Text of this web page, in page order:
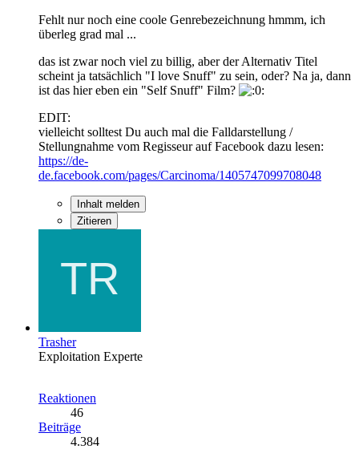
Fehlt nur noch eine coole Genrebezeichnung hmmm, ich
überleg grad mal ...
das ist zwar noch viel zu billig, aber der Alternativ Titel
scheint ja tatsächlich "I love Snuff" zu sein, oder? Na ja, dann
ist das hier eben ein "Self Snuff" Film?
EDIT:
vielleicht solltest Du auch mal die Falldarstellung /
Stellungnahme vom Regisseur auf Facebook dazu lesen:
https://de-
de.facebook.com/pages/Carcinoma/1405747099708048
Inhalt melden
Zitieren
Trasher
Exploitation Experte
Reaktionen
46
Beiträge
4.384